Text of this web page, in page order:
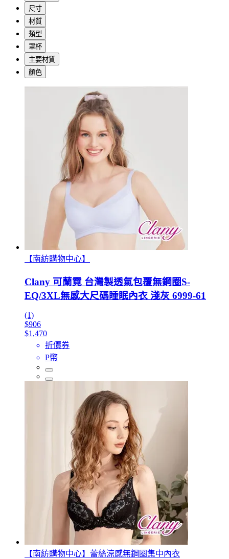
尺寸
材質
類型
罩杯
主要材質
顏色
【南紡購物中心】
Clany 可蘭霓 台灣製透氣包覆無鋼圈S-
EQ/3XL無感大尺碼睡眠內衣 淺灰 6999-61
(1)
$906
$1,470
折價券
P幣
【南紡購物中心】蕾絲涼感無鋼圈集中內衣